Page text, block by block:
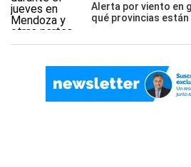
Alerta por viento en
qué provincias